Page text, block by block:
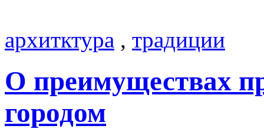
архитктура , традиции
О преимуществах
городом